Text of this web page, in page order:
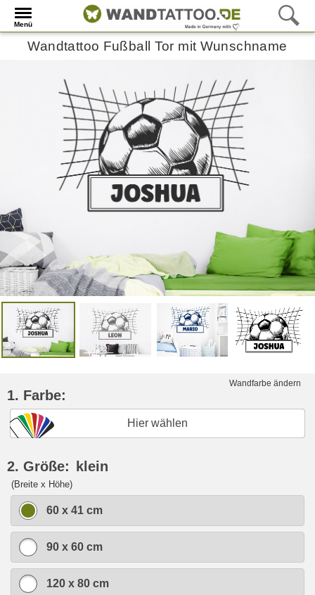
Menü
Wandtattoo Fußball Tor mit Wunschname
Wandfarbe ändern
1. Farbe:
Hier wählen
2. Größe: klein
(Breite x Höhe)
60 x 41 cm
90 x 60 cm
120 x 80 cm